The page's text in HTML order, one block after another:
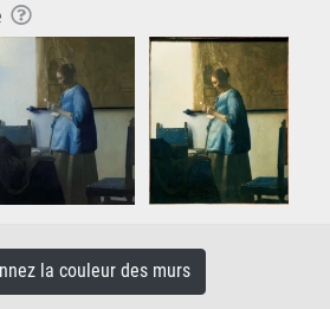
la couleur des murs